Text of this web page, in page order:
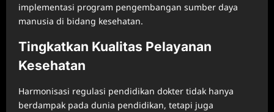
implementasi program pengembangan sumber daya
manusia di bidang kesehatan.
Tingkatkan Kualitas Pelayanan
Kesehatan
Harmonisasi regulasi pendidikan dokter tidak hanya
berdampak pada dunia pendidikan, tetapi juga